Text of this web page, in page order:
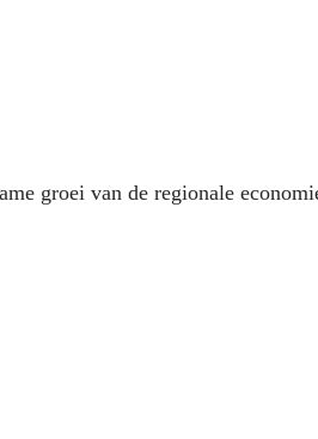
groei van de regionale